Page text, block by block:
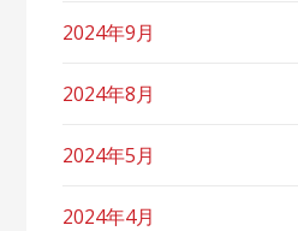
2024年9月
2024年8月
2024年5月
2024年4月